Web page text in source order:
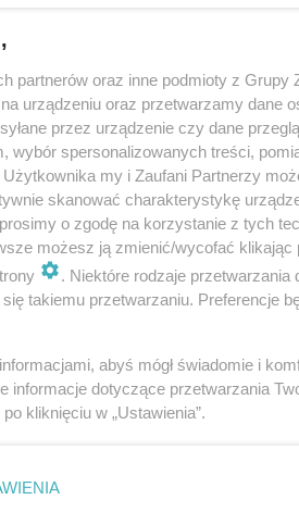
porady lekarskiej. Redakcja serwisu
serwisu nie ponoszą odpowiedzialności
w rozumieniu art. 3 ust 1 ustawy o
partnerów oraz inne podmioty z
urządzeniu oraz przetwarzamy dane
przez urządzenie czy dane
wybór spersonalizowanych treści,
Użytkownika my i Zaufani Partnerzy
skanować charakterystykę
o zgodę na korzystanie z tych
możesz ją zmienić/wycofać
. Niektóre rodzaje
takiemu przetwarzaniu. Preferencje
abyś mógł świadomie i
informacje dotyczące przetwarzania
kliknięciu w „Ustawienia”.